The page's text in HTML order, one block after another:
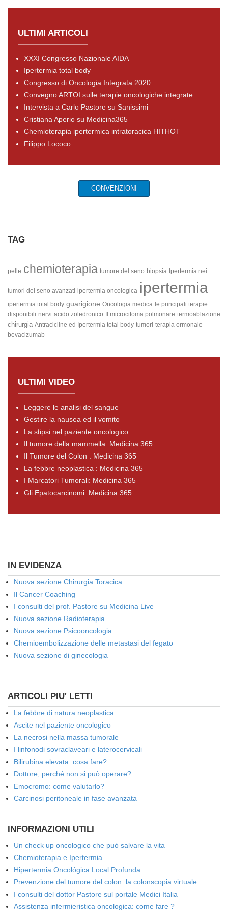
ULTIMI ARTICOLI
XXXI Congresso Nazionale AIDA
Ipertermia total body
Congresso di Oncologia Integrata 2020
Convegno ARTOI sulle terapie oncologiche integrate
Intervista a Carlo Pastore su Sanissimi
Cristiana Aperio su Medicina365
Chemioterapia ipertermica intratoracica HITHOT
Filippo Lococo
CONVENZIONI
TAG
pelle chemioterapia tumore del seno biopsia Ipertermia nei
tumori del seno avanzati ipertermia oncologica ipertermia
ipertermia total body guarigione Oncologia medica le principali terapie
disponibili nervi acido zoledronico Il microcitoma polmonare termoablazione
chirurgia Antracicline ed Ipertermia total body tumori terapia ormonale
bevacizumab
ULTIMI VIDEO
Leggere le analisi del sangue
Gestire la nausea ed il vomito
La stipsi nel paziente oncologico
Il tumore della mammella: Medicina 365
Il Tumore del Colon : Medicina 365
La febbre neoplastica : Medicina 365
I Marcatori Tumorali: Medicina 365
Gli Epatocarcinomi: Medicina 365
IN EVIDENZA
Nuova sezione Chirurgia Toracica
Il Cancer Coaching
I consulti del prof. Pastore su Medicina Live
Nuova sezione Radioterapia
Nuova sezione Psicooncologia
Chemioembolizzazione delle metastasi del fegato
Nuova sezione di ginecologia
ARTICOLI PIU' LETTI
La febbre di natura neoplastica
Ascite nel paziente oncologico
La necrosi nella massa tumorale
I linfonodi sovraclaveari e laterocervicali
Bilirubina elevata: cosa fare?
Dottore, perché non si può operare?
Emocromo: come valutarlo?
Carcinosi peritoneale in fase avanzata
INFORMAZIONI UTILI
Un check up oncologico che può salvare la vita
Chemioterapia e Ipertermia
Hipertermia Oncológica Local Profunda
Prevenzione del tumore del colon: la colonscopia virtuale
I consulti del dottor Pastore sul portale Medici Italia
Assistenza infermieristica oncologica: come fare ?